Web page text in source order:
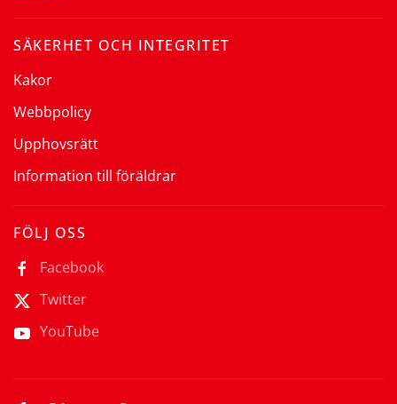
SÄKERHET OCH INTEGRITET
Kakor
Webbpolicy
Upphovsrätt
Information till föräldrar
FÖLJ OSS
Facebook
Twitter
YouTube